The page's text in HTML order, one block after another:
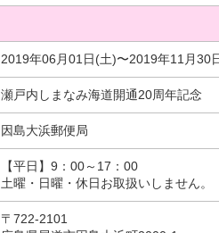
2019年06月01日(土)〜2019年11月30
瀬戸内しまなみ海道開通20周年記念
因島大浜郵便局
【平日】9：00～17：00
土曜・日曜・休日お取扱いしません。
〒722-2101